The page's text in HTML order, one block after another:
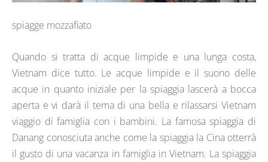
spiagge mozzafiato
Quando si tratta di acque limpide e una lunga costa,
Vietnam dice tutto. Le acque limpide e il suono delle
acque in quanto iniziale per la spiaggia lascerà a bocca
aperta e vi darà il tema di una bella e rilassarsi Vietnam
viaggio di famiglia con i bambini. La famosa spiaggia di
Danang conosciuta anche come la spiaggia la Cina otterrà
il gusto di una vacanza in famiglia in Vietnam. La spiaggia